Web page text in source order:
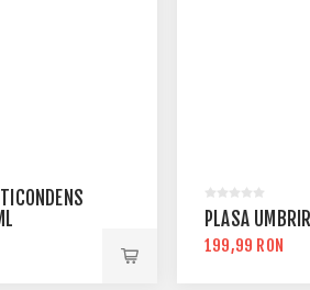
PLASA
199,99 RON